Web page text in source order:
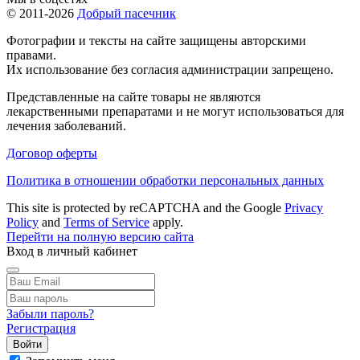
© 2011-2026 Добрый пасечник
Фотографии и тексты на сайте защищены авторскими
правами.
Их использование без согласия администрации запрещено.
Представленные на сайте товары не являются
лекарственными препаратами и не могут использоваться для
лечения заболеваний.
Договор оферты
Политика в отношении обработки персональных данных
This site is protected by reCAPTCHA and the Google Privacy
Policy and Terms of Service apply.
Перейти на полную версию сайта
Вход в личный кабинет
Забыли пароль?
Регистрация
Войти